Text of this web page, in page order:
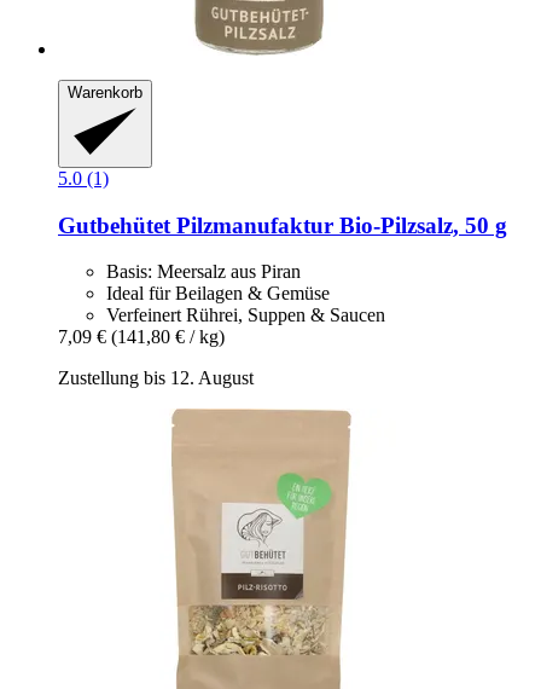
Warenkorb
5.0 (1)
Gutbehütet Pilzmanufaktur Bio-​Pilzsalz, 50 g
Basis: Meersalz aus Piran
Ideal für Beilagen & Gemüse
Verfeinert Rührei, Suppen & Saucen
7,09 € (141,80 € / kg)
Zustellung bis 12. August